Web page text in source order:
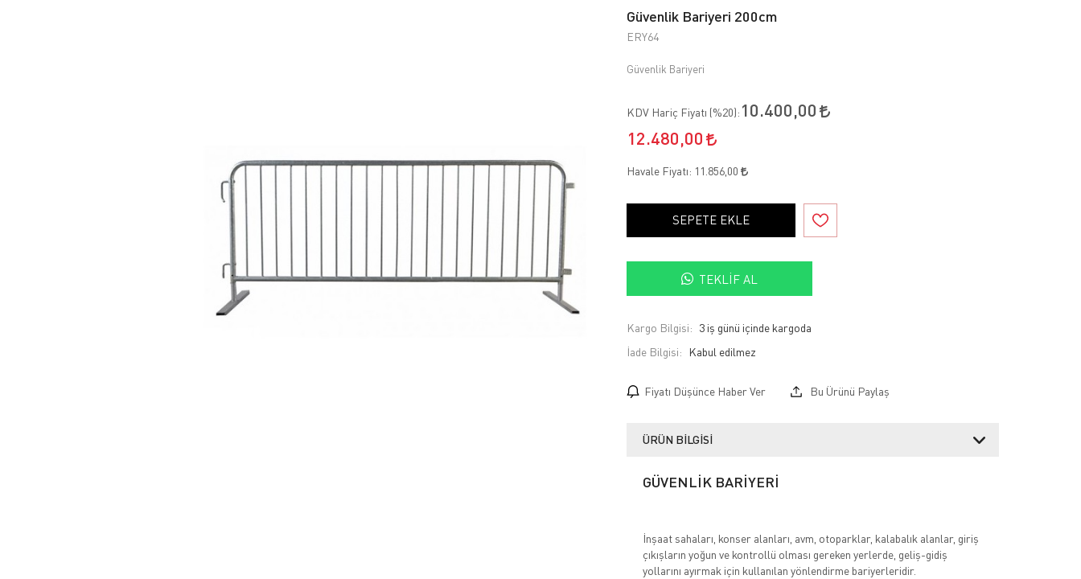
Güvenlik Bariyeri 200cm
ERY64
Güvenlik Bariyeri
KDV Hariç Fiyatı (%20): 10.400,00
12.480,00
Havale Fiyatı: 11.856,00
SEPETE EKLE
TEKLIF AL
Kargo Bilgisi: 3 iş günü içinde kargoda
İade Bilgisi:
Fiyatı Düşünce Haber Ver Bu Ürünü Paylaş
ÜRÜN BILGISI
GÜVENLİK BARİYERİ
İnşaat sahaları, konser alanları, avm, otoparklar, kalabalık alanlar, giriş
çıkışların yoğun ve kontrollü olması gereken yerlerde, geliş-gidiş
yollarını ayırmak için kullanılan yönlendirme bariyerleridir.